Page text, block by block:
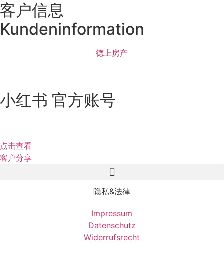
客户信息
Kundeninformation
德上房产
小红书 官方账号
点击查看
客户分享
隐私&法律
Impressum
Datenschutz
Widerrufsrecht